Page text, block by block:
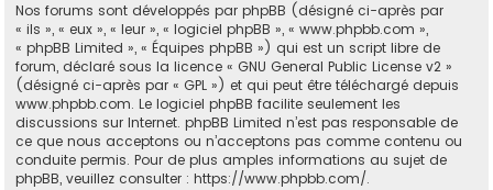
Nos forums sont développés par phpBB (désigné ci-après par
« ils », « eux », « leur », « logiciel phpBB », « www.phpbb.com »,
« phpBB Limited », « Équipes phpBB ») qui est un script libre de
forum, déclaré sous la licence « GNU General Public License v2 »
(désigné ci-après par « GPL ») et qui peut être téléchargé depuis
www.phpbb.com. Le logiciel phpBB facilite seulement les
discussions sur Internet. phpBB Limited n’est pas responsable de
ce que nous acceptons ou n’acceptons pas comme contenu ou
conduite permis. Pour de plus amples informations au sujet de
phpBB, veuillez consulter : https://www.phpbb.com/.